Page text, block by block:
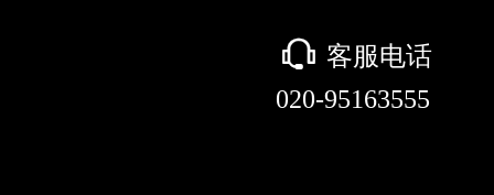
򰀃 客服电话
020-95163555